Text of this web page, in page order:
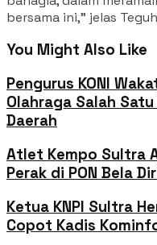
bersama ini,” jelas
You Might Also Like
Pengurus KONI
Olahraga Salah
Daerah
Atlet Kempo Sultra
Perak di PON Bela
Ketua KNPI Sultra
Copot Kadis